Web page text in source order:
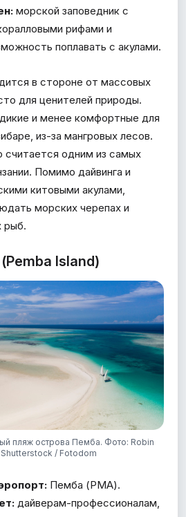
морской заповедник с
рифами и
поплавать с акулами.
в стороне от массовых
для ценителей природы.
и менее комфортные для
из-за мангровых лесов.
считается одним из самых
Помимо дайвинга и
китовыми акулами,
морских черепах и
рыб.
Island)
пляж острова Пемба. Фото: Robin
/ Fotodom
Пемба (PMA).
дайверам-профессионалам,